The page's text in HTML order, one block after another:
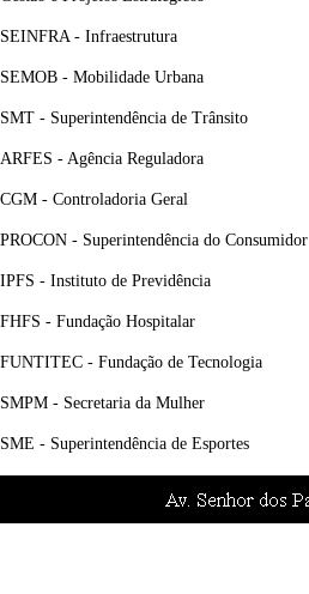
SEINFRA - Infraestrutura
SEMOB - Mobilidade Urbana
SMT - Superintendência de Trânsito
ARFES - Agência Reguladora
CGM - Controladoria Geral
PROCON - Superintendência do Consumidor
IPFS - Instituto de Previdência
FHFS - Fundação Hospitalar
FUNTITEC - Fundação de Tecnologia
SMPM - Secretaria da Mulher
SME - Superintendência de Esportes